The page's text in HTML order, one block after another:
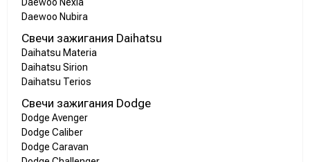
Daewoo Nexia
Daewoo Nubira
Свечи зажигания Daihatsu
Daihatsu Materia
Daihatsu Sirion
Daihatsu Terios
Свечи зажигания Dodge
Dodge Avenger
Dodge Caliber
Dodge Caravan